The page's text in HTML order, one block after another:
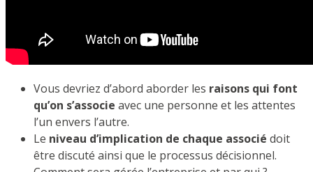
Vous devriez d’abord aborder les raisons qui font
qu’on s’associe avec une personne et les attentes
l’un envers l’autre.
Le niveau d’implication de chaque associé doit
être discuté ainsi que le processus décisionnel.